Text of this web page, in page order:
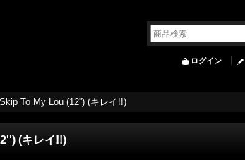
ログイン
To My Lou (12'') (キレイ!!)
(キレイ!!)